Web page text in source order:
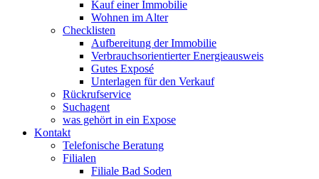
Kauf einer Immobilie
Wohnen im Alter
Checklisten
Aufbereitung der Immobilie
Verbrauchsorientierter Energieausweis
Gutes Exposé
Unterlagen für den Verkauf
Rückrufservice
Suchagent
was gehört in ein Expose
Kontakt
Telefonische Beratung
Filialen
Filiale Bad Soden